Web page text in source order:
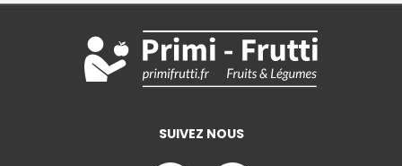
SUIVEZ NOUS